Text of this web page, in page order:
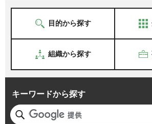
目的から探す
組織から探す
キーワードから探す